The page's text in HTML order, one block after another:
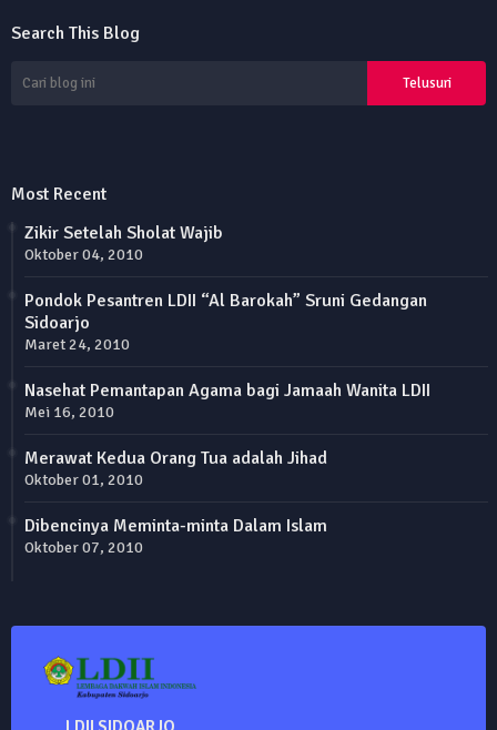
Search This Blog
Most Recent
Zikir Setelah Sholat Wajib
Oktober 04, 2010
Pondok Pesantren LDII “Al Barokah” Sruni Gedangan
Sidoarjo
Maret 24, 2010
Nasehat Pemantapan Agama bagi Jamaah Wanita LDII
Mei 16, 2010
Merawat Kedua Orang Tua adalah Jihad
Oktober 01, 2010
Dibencinya Meminta-minta Dalam Islam
Oktober 07, 2010